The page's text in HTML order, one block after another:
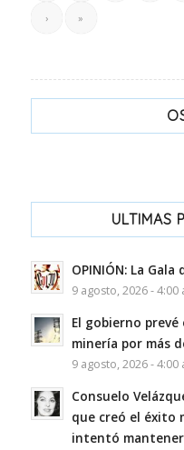
› »
ULTIMAS
OPINIÓN: La
9 agosto, 2026 - 4:00
El gobierno
minería por más
9 agosto, 2026 - 4:00
Consuelo
que creó el éxito
intentó